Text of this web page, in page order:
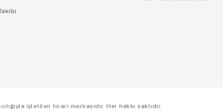
işletilen ticari markasıdır. Her hakkı saklıdır.